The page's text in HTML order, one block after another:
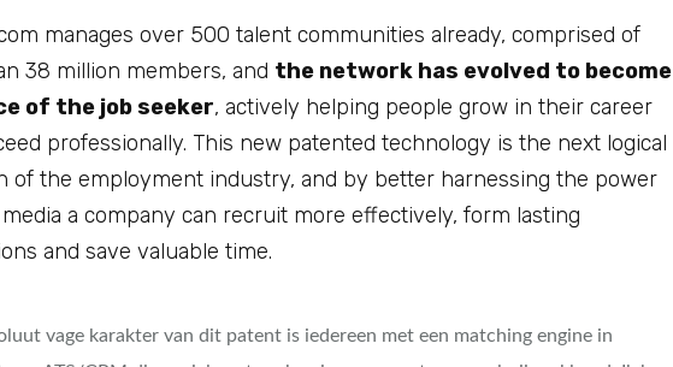
manages over 500 talent communities already, comprised of
38 million members, and the network has evolved to become
of the job seeker, actively helping people grow in their career
professionally. This new patented technology is the next logical
of the employment industry, and by better harnessing the power
a company can recruit more effectively, form lasting
and save valuable time.
vage karakter van dit patent is iedereen met een matching engine in